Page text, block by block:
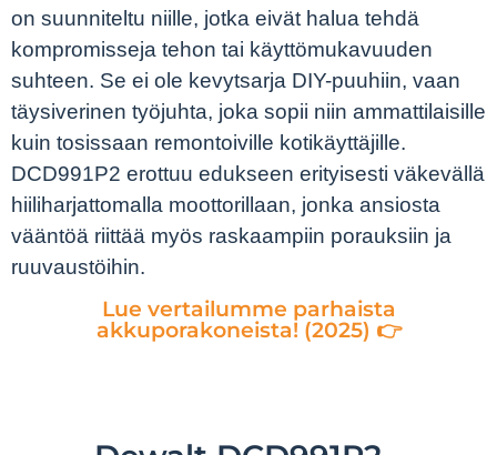
on suunniteltu niille, jotka eivät halua tehdä
kompromisseja tehon tai käyttömukavuuden
suhteen. Se ei ole kevytsarja DIY-puuhiin, vaan
täysiverinen työjuhta, joka sopii niin ammattilaisille
kuin tosissaan remontoiville kotikäyttäjille.
DCD991P2 erottuu edukseen erityisesti väkevällä
hiiliharjattomalla moottorillaan, jonka ansiosta
vääntöä riittää myös raskaampiin porauksiin ja
ruuvaustöihin.
Lue vertailumme parhaista
akkuporakoneista! (2025) 👉